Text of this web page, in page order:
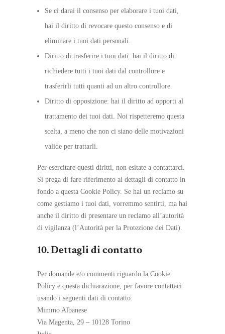
Se ci darai il consenso per elaborare i tuoi dati,
hai il diritto di revocare questo consenso e di
eliminare i tuoi dati personali.
Diritto di trasferire i tuoi dati: hai il diritto di
richiedere tutti i tuoi dati dal controllore e
trasferirli tutti quanti ad un altro controllore.
Diritto di opposizione: hai il diritto ad opporti al
trattamento dei tuoi dati. Noi rispetteremo questa
scelta, a meno che non ci siano delle motivazioni
valide per trattarli.
Per esercitare questi diritti, non esitate a contattarci.
Si prega di fare riferimento ai dettagli di contatto in
fondo a questa Cookie Policy. Se hai un reclamo su
come gestiamo i tuoi dati, vorremmo sentirti, ma hai
anche il diritto di presentare un reclamo all’autorità
di vigilanza (l’Autorità per la Protezione dei Dati).
10. Dettagli di contatto
Per domande e/o commenti riguardo la Cookie
Policy e questa dichiarazione, per favore contattaci
usando i seguenti dati di contatto:
Mimmo Albanese
Via Magenta, 29 – 10128 Torino